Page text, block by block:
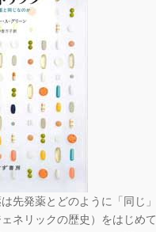
先発薬とどのように「同
ネリックの歴史）をはじめ